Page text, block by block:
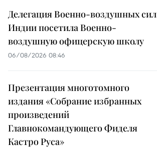
Делегация Военно-воздушных сил
Индии посетила Военно-
воздушную офицерскую школу
06/08/2026 08:46
Презентация многотомного
издания «Собрание избранных
произведений
Главнокомандующего Фиделя
Кастро Руса»